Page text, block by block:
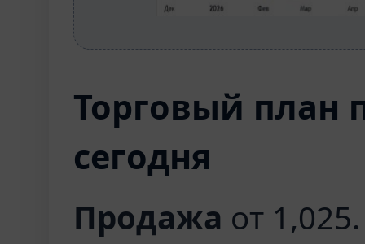
Торговый план
сегодня
Продажа от